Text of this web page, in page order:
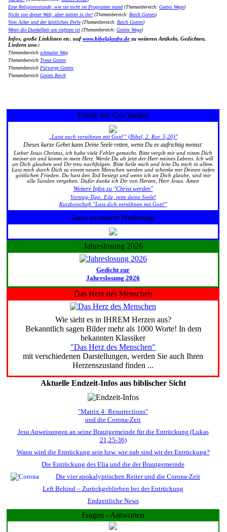
Eine Religionsstunde, wie sie nicht im Programm stand (Themenbereich: Gottes Wege)
Nicht von dieser Welt, aber mitten in ihr! (Themenbereich: Reich Gottes)
Vom Acker und der köstlichen Perle(Themenbereich: Reich Gottes)
Wenn die Dunkelheit am tiefsten ist (Themenbereich: Gottes Wege)
Infos, große Linklisten etc. aufwww.bibelglaube.de zu weiteren Artikeln, Gedichten,
Liedern usw.:
Themenbereich schmaler Weg
Themenbereich Treue Gottes
Themenbereich Fürsorge Gottes
Themenbereich Gottes Reich
Friede mit Gott finden
„Lasst euch versöhnen mit Gott!“ (Bibel, 2. Kor. 5,20)"
Dieses kurze Gebet kann Deine Seele retten, wenn Du es aufrichtig meinst:
Lieber Jesus Christus, ich habe viele Fehler gemacht. Bitte vergib mir und nimm Dich
meiner an und komm in mein Herz. Werde Du ab jetzt der Herr meines Lebens. Ich will
an Dich glauben und Dir treu nachfolgen. Bitte heile mich und leite Du mich in allem.
Lass mich durch Dich zu einem neuen Menschen werden und schenke mir Deinen tiefen
göttlichen Frieden. Du hast den Tod besiegt und wenn ich an Dich glaube, sind mir
alle Sünden vergeben. Dafür danke ich Dir von Herzen, Herr Jesus. Amen
Weitere Infos zu "Christ werden"
Vortrag-Tipp: Eile, rette deine Seele!
Kurzbotschaft "Lass dich versöhnen mit Gott!"
Jesus ist unsere Hoffnung!
Jahreslosung 2026
Gedicht zur
Jahreslosung 2026
Das Herz des Menschen
Wie sieht es in IHREM Herzen aus?
Bekanntlich sagen Bilder mehr als 1000 Worte! In dem
bekannten Klassiker
"Das Herz des Menschen"
mit verschiedenen Darstellungen, werden Sie auch Ihren
Herzenszustand finden ...
Aktuelle Endzeit-Infos aus biblischer Sicht
"Matrix 4: Resurrections"
und die Corona-Zeit
Jesu Anweisungen an seine Brautgemeinde für die Entrückung (Lukas
21,25-36)
Wann wird die Entrückung sein bzw. wie nah sind wir der Entrückung?
Die Entrückung des Elia und die der Brautgemeinde
Die vier apokalyptischen Reiter und die Corona-Zeit
Left Behind – Zurückgeblieben bei der Entrückung
Endzeitliche News
Fragen - Antworten